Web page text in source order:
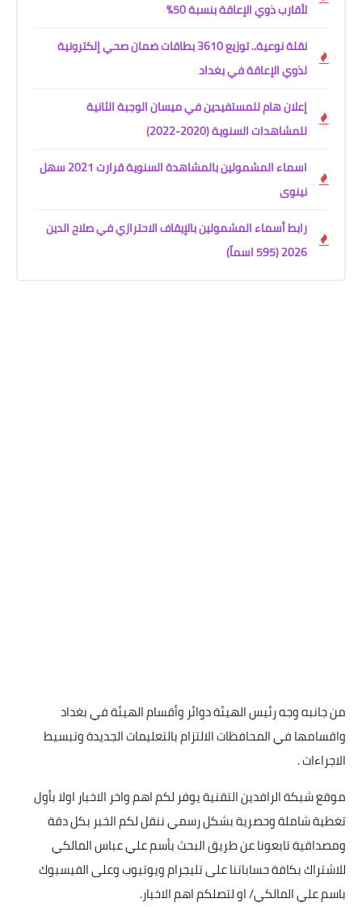
لأقارب ذوي الإعاقة بنسبة 50%
نقلة نوعية.. توزيع 3610 بطاقات ضمان صحي إلكترونية
لذوي الإعاقة في بغداد
إعلان هام للمستفيدين في ميسان الوجبة الثانية
للمشاهدات السنوية (2020-2022)
اسماء المشمولين بالمشاهدة السنوية قرارت 2021 سهل
نينوى
رابط أسماء المشمولين بالإيقاف الاحترازي في صلاح الدين
2026 (595 اسماً)
من جانبه وجه رئيس الهيئة دوائر وأقسام الهيئة في بغداد
واقسامها في المحافظات الالتزام بالتعليمات الجديدة وتبسيط
الاجراءات .
موقع شبكة الرافدين التقنية يوفر لكم اهم واخر الاخبار اولا بأول
تغطية شاملة وحصرية بشكل رسمي ننقل لكم الخبر بكل دقة
ومصداقية تابعونا عن طريق البحث بأسم علي عباس المالكي
للاشتراك بكافة حساباتنا على تليجرام ويوتيوب وعلى الفيسبوك
باسم علي المالكي/ او لتصلكم اهم الاخبار.